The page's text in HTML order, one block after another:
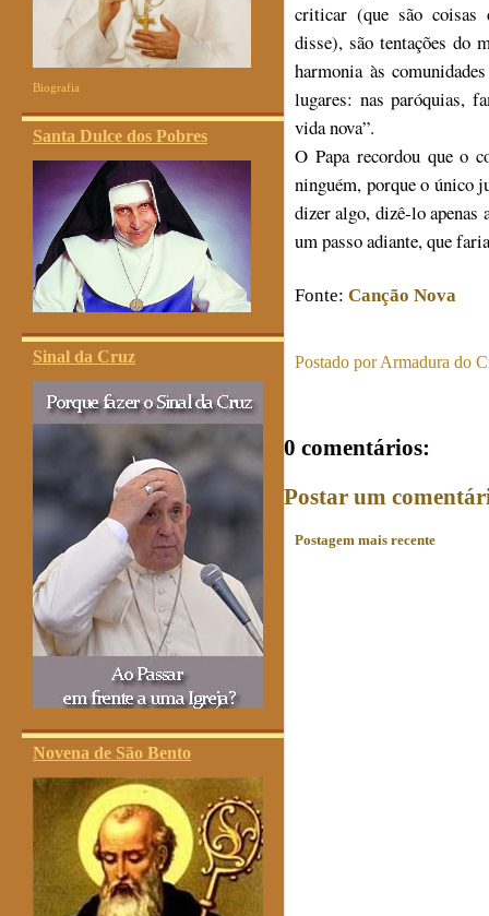
Biografia
Santa Dulce dos Pobres
Sinal da Cruz
Novena de São Bento
criticar (que são coisas
disse), são tentações do
harmonia às
lugares: nas paróquias,
vida nova”.
O Papa recordou que o
ninguém, porque o único
dizer algo, dizê-lo apenas
um passo adiante, que
Fonte: Canção Nova
Postado porArmadura do
0 comentários:
Postar um
Postagem mais recente